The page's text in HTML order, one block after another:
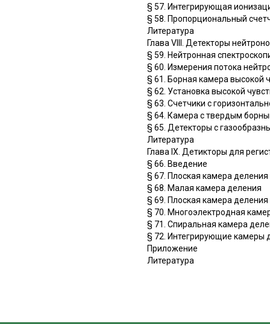
§ 57. Интегрирующая
§ 58. Пропорциональный
Литература
Глава VIII. Детекторы
§ 59. Нейтронная
§ 60. Измерения потока
§ 61. Борная камера высокой
§ 62. Установка высокой
§ 63. Счетчики с
§ 64. Камера с твердым
§ 65. Детекторы с
Литература
Глава IX. Детикторы для
§ 66. Введение
§ 67. Плоская камера деления
§ 68. Малая камера деления
§ 69. Плоская камера
§ 70. Многоэлектродная
§ 71. Спиральная камера
§ 72. Интегрирующие камеры
Приложение
Литература